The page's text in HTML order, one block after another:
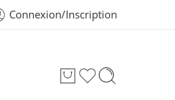
Connexion/Inscription